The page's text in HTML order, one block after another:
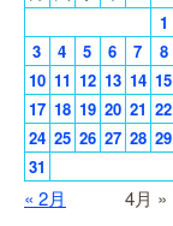
« 2月 4月 »
1
3
4 5 6 7 8
10 11 12 13 14 15
17 18 19 20 21 22
24 25 26 27 28 29
31